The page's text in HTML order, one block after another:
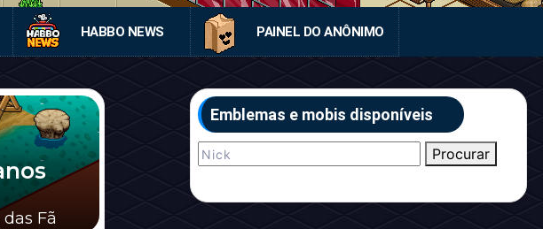
HABBO NEWS PAINEL DO ANÔNIMO
Fã
Emblemas e mobis disponíveis
Procurar